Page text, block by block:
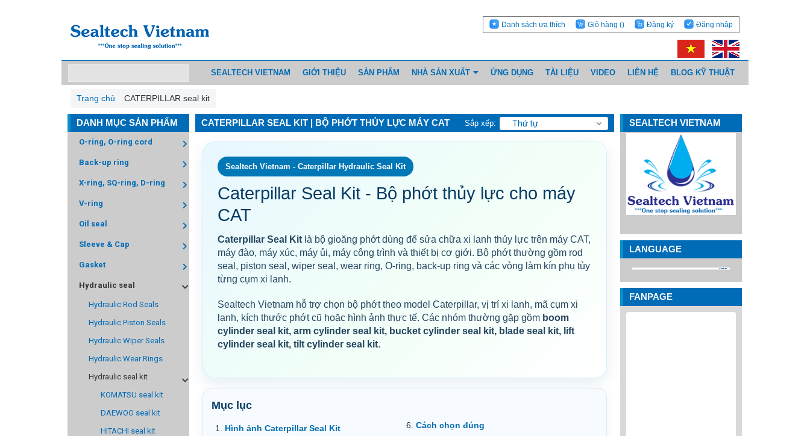
Danh sách ưa thích Giỏ hàng () Đăng ký Đăng nhập
SEALTECH VIETNAM GIỚI THIỆU SẢN PHẨM NHÀ SẢN XUẤT ỨNG DỤNG TÀI LIỆU VIDEO LIÊN HỆ BLOG KỸ THUẬT
Trang chủ CATERPILLAR seal kit
DANH MỤC SẢN PHẨM
O-ring, O-ring cord
Back-up ring
X-ring, SQ-ring, D-ring
V-ring
Oil seal
Sleeve & Cap
Gasket
Hydraulic seal
Hydraulic Rod Seals
Hydraulic Piston Seals
Hydraulic Wiper Seals
Hydraulic Wear Rings
Hydraulic seal kit
KOMATSU seal kit
DAEWOO seal kit
HITACHI seal kit
CATERPILLAR SEAL KIT | BỘ PHỚT THỦY LỰC MÁY CAT
Sealtech Vietnam - Caterpillar Hydraulic Seal Kit
Caterpillar Seal Kit - Bộ phớt thủy lực cho máy
CAT
Caterpillar Seal Kit là bộ gioăng phớt dùng để sửa chữa xi lanh thủy lực trên máy CAT,
máy đào, máy xúc, máy ủi, máy công trình và thiết bị cơ giới. Bộ phớt thường gồm rod
seal, piston seal, wiper seal, wear ring, O-ring, back-up ring và các vòng làm kín phụ tùy
từng cụm xi lanh.
Sealtech Vietnam hỗ trợ chọn bộ phớt theo model Caterpillar, vị trí xi lanh, mã cụm xi
lanh, kích thước phớt cũ hoặc hình ảnh thực tế. Các nhóm thường gặp gồm boom
cylinder seal kit, arm cylinder seal kit, bucket cylinder seal kit, blade seal kit, lift
cylinder seal kit, tilt cylinder seal kit.
Mục lục
Hình ảnh Caterpillar Seal Kit
Cách chọn đúng
Sắp xếp: Thứ tự SEALTECH VIETNAM
LANGUAGE
FANPAGE